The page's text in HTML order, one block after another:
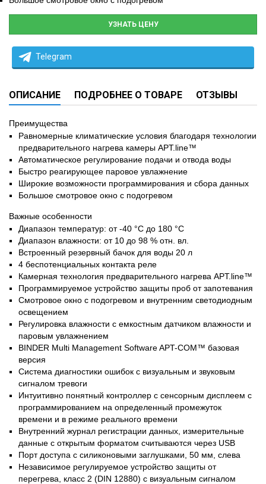
УЗНАТЬ ЦЕНУ
Telegram
ОПИСАНИЕ ПОДРОБНЕЕ О ТОВАРЕ ОТЗЫВЫ
Преимущества
Равномерные климатические условия благодаря технологии
предварительного нагрева камеры APT.line™
Автоматическое регулирование подачи и отвода воды
Быстро реагирующее паровое увлажнение
Широкие возможности программирования и сбора данных
Большое смотровое окно с подогревом
Важные особенности
Диапазон температур: от -40 °C до 180 °C
Диапазон влажности: от 10 до 98 % отн. вл.
Встроенный резервный бачок для воды 20 л
4 беспотенциальных контакта реле
Камерная технология предварительного нагрева APT.line™
Программируемое устройство защиты проб от запотевания
Смотровое окно с подогревом и внутренним светодиодным
освещением
Регулировка влажности с емкостным датчиком влажности и
паровым увлажнением
BINDER Multi Management Software APT-COM™ базовая
версия
Система диагностики ошибок с визуальным и звуковым
сигналом тревоги
Интуитивно понятный контроллер с сенсорным дисплеем с
программированием на определенный промежуток
времени и в режиме реального времени
Внутренний журнал регистрации данных, измерительные
данные с открытым форматом считываются через USB
Порт доступа с силиконовыми заглушками, 50 мм, слева
Независимое регулируемое устройство защиты от
перегрева, класс 2 (DIN 12880) с визуальным сигналом